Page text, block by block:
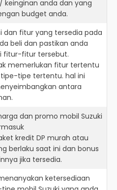
keinginan anda dan yang
budget anda.
dan fitur yang tersedia pada
beli dan pastikan anda
fitur-fitur tersebut.
memerlukan fitur tertentu
tipe tertentu. hal ini
antara
dan promo mobil Suzuki
kredit DP murah atau
berlaku saat ini dan bonus
jika tersedia.
ketersediaan